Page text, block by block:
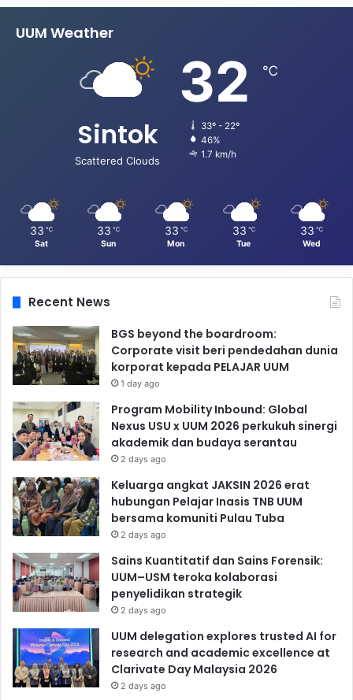
UUM Weather
Sintok
Scattered Clouds
32 ℃
33º - 22º
46%
1.7 km/h
33 ℃
Sat
33 ℃
Sun
33 ℃
Mon
33 ℃
Tue
33 ℃
Wed
Recent News
BGS beyond the boardroom:
Corporate visit beri pendedahan dunia
korporat kepada PELAJAR UUM
1 day ago
Program Mobility Inbound: Global
Nexus USU x UUM 2026 perkukuh sinergi
akademik dan budaya serantau
2 days ago
Keluarga angkat JAKSIN 2026 erat
hubungan Pelajar Inasis TNB UUM
bersama komuniti Pulau Tuba
2 days ago
Sains Kuantitatif dan Sains Forensik:
UUM–USM teroka kolaborasi
penyelidikan strategik
2 days ago
UUM delegation explores trusted AI for
research and academic excellence at
Clarivate Day Malaysia 2026
2 days ago